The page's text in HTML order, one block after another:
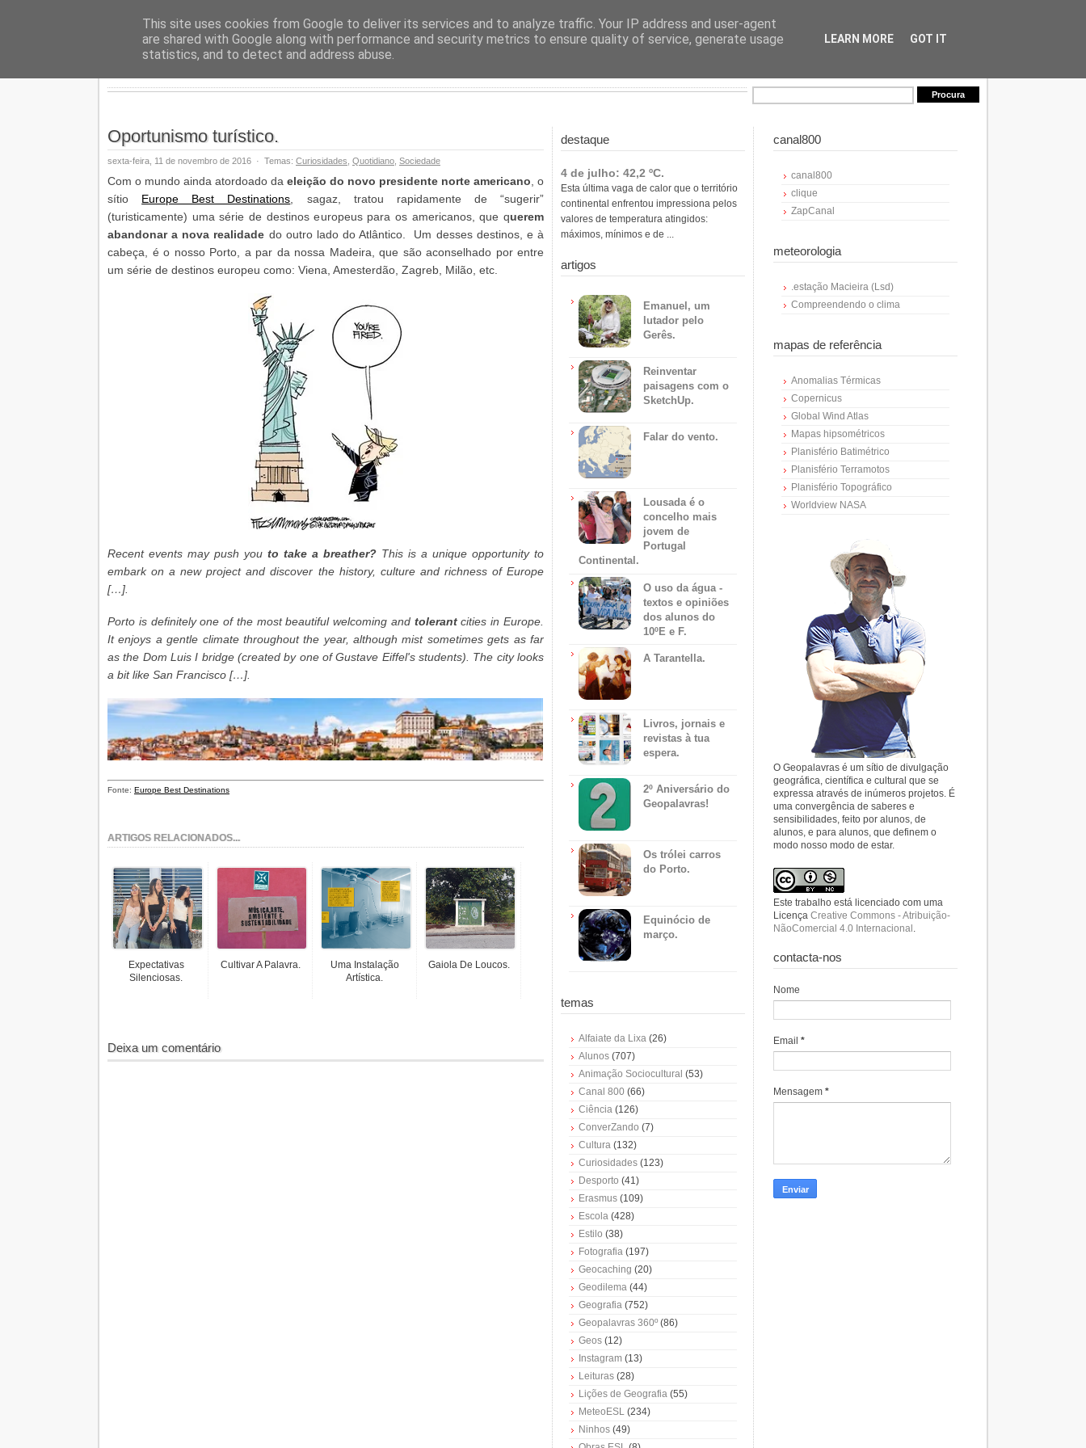
Geopalavras
Oportunismo turístico.
sexta-feira, 11 de novembro de 2016 · Temas: Curiosidades Quotidiano Sociedade
Com o mundo ainda atordoado da eleição do novo presidente norte americano , o
sítio Europe Best Destinations , sagaz, tratou rapidamente de “sugerir”
(turisticamente) uma série de destinos europeus para os americanos, que querem
abandonar a nova realidade do outro lado do Atlântico. Um desses destinos, e à
cabeça, é o nosso Porto, a par da nossa Madeira, que são aconselhado por entre
um série de destinos europeu como: Viena, Amesterdão, Zagreb, Milão, etc.
Recent events may push you to take a breather? This is a unique opportunity to
embark on a new project and discover the history, culture and richness of Europe
[…].
Porto is definitely one of the most beautiful welcoming and tolerantcities in Europe.
It enjoys a gentle climate throughout the year, although mist sometimes gets as far
as the Dom Luis I bridge (created by one of Gustave Eiffel's students). The city looks
a bit like San Francisco […].
Fonte: Europe Best Destinations
ARTIGOS RELACIONADOS...
Expectativas
Silenciosas.
Cultivar A Palavra.
Uma Instalação
Artística.
Gaiola De Loucos.
Deixa um comentário
destaque
4 de julho: 42,2 ºC.
Esta última vaga de calor que o território
continental enfrentou impressiona pelos
valores de temperatura atingidos:
máximos, mínimos e de ...
artigos
Emanuel, um
lutador pelo
Gerês.
Reinventar
paisagens com o
SketchUp.
Falar do vento.
Lousada é o
concelho mais
jovem de
Portugal
Continental.
O uso da água -
textos e opiniões
dos alunos do
10ºE e F.
A Tarantella.
Livros, jornais e
revistas à tua
espera.
2º Aniversário do
Geopalavras!
Os trólei carros
do Porto.
Equinócio de
março.
temas
Alfaiate da Lixa (26)
Alunos (707)
Animação Sociocultural (53)
Canal 800 (66)
Ciência (126)
ConverZando (7)
Cultura (132)
Curiosidades (123)
Desporto (41)
Erasmus (109)
Escola (428)
Estilo (38)
Fotografia (197)
Geocaching (20)
Geodilema (44)
Geografia (752)
Geopalavras 360º (86)
Geos (12)
Instagram (13)
Leituras (28)
Lições de Geografia (55)
MeteoESL (234)
Ninhos (49)
canal800
canal800
clique
ZapCanal
meteorologia
.estação Macieira (Lsd)
Compreendendo o clima
mapas de referência
Anomalias Térmicas
Copernicus
Global Wind Atlas
Mapas hipsométricos
Planisfério Batimétrico
Planisfério Terramotos
Planisfério Topográfico
Worldview NASA
O Geopalavras é um sítio de divulgação
geográfica, científica e cultural que se
expressa através de inúmeros projetos. É
uma convergência de saberes e
sensibilidades, feito por alunos, de
alunos, e para alunos, que definem o
modo nosso modo de estar.
Este trabalho está licenciado com uma
Licença Creative Commons - Atribuição-
NãoComercial 4.0 Internacional .
contacta-nos
Nome
Email *
Mensagem *
This site uses cookies from Google to deliver its services and to analyze traffic. Your IP address and user-agent
are shared with Google along with performance and security metrics to ensure quality of service, generate usage
statistics, and to detect and address abuse.
LEARN MORE GOT IT